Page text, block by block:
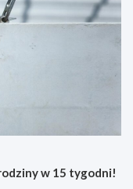
w 15 tygodni!